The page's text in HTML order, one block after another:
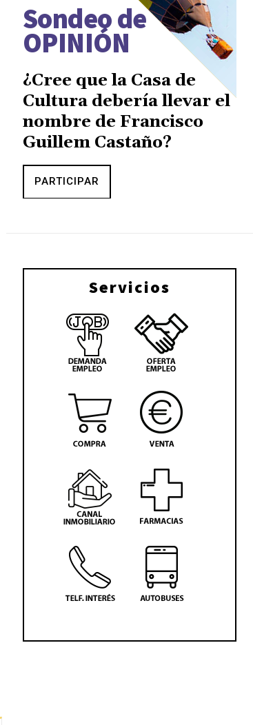
Sondeo de
OPINIÓN
¿Cree que la Casa de
Cultura debería llevar el
nombre de Francisco
Guillem Castaño?
PARTICIPAR
Servicios